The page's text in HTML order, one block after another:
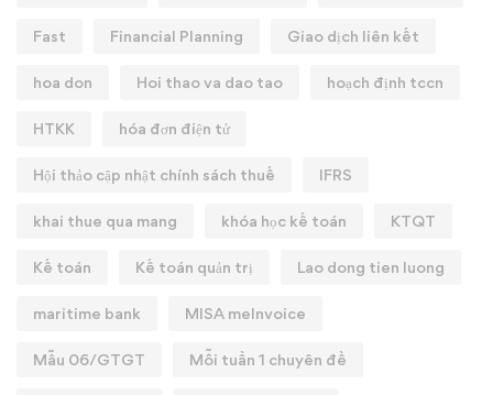
Fast Financial Planning Giao dịch liên kết
hoa don Hoi thao va dao tao hoạch định tccn
HTKK hóa đơn điện tử
Hội thảo cập nhật chính sách thuế IFRS
khai thue qua mang khóa học kế toán KTQT
Kế toán Kế toán quản trị Lao dong tien luong
maritime bank MISA meInvoice
Mẫu 06/GTGT Mỗi tuần 1 chuyên đề